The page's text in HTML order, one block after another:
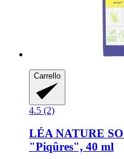
Carrello
4.5 (2)
LÉA NATURE
"Piqûres", 40 ml